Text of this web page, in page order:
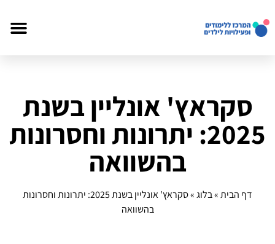
סקראץ' אונליין בשנת
2025: יתרונות וחסרונות
בהשוואה
דף הבית»בלוג»
סקראץ' אונליין בשנת 2025: יתרונות וחסרונות
בהשוואה